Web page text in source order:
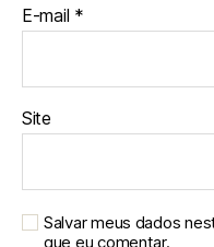
E-mail *
Site
Salvar meus dados
que eu comentar.